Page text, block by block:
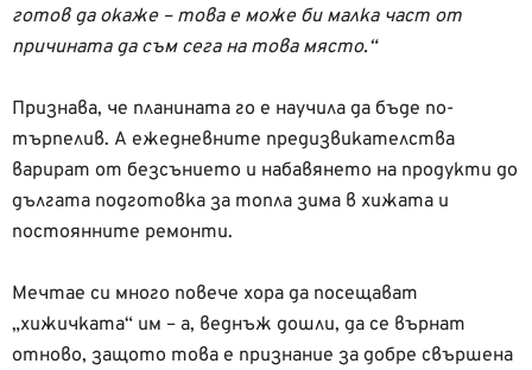
готов да окаже – това е може би малка част от
причината да съм сега на това място.“
Признава, че планината го е научила да бъде по-
търпелив. А ежедневните предизвикателства
варират от безсънието и набавянето на продукти до
дългата подготовка за топла зима в хижата и
постоянните ремонти.
Мечтае си много повече хора да посещават
„хижичката“ им – а, веднъж дошли, да се върнат
отново, защото това е признание за добре свършена